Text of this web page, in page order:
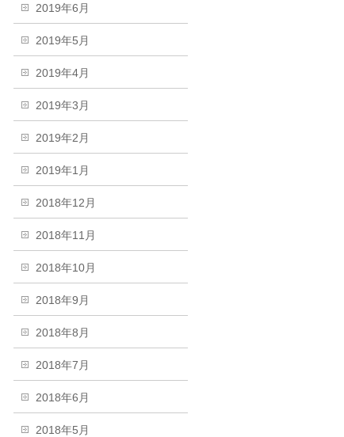
2019年6月
2019年5月
2019年4月
2019年3月
2019年2月
2019年1月
2018年12月
2018年11月
2018年10月
2018年9月
2018年8月
2018年7月
2018年6月
2018年5月